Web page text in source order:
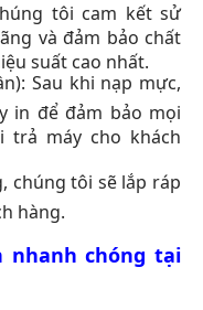
tôi cam kết sử
và đảm bảo chất
suất cao nhất.
Sau khi nạp mực,
in để đảm bảo mọi
máy cho khách
chúng tôi sẽ lắp ráp
hàng.
nhanh chóng tại